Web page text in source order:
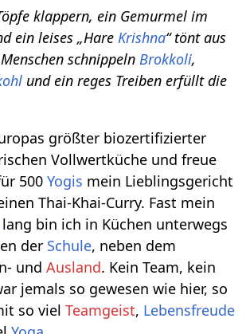
klappern, ein Gemurmel im
ein leises „HareKrishna“ tönt aus
schnippelnBrokkoli,
und ein reges Treiben erfüllt die
größter biozertifizierter
Vollwertküche und freue
500Yogis mein Lieblingsgericht
Thai-Khai-Curry. Fast mein
lang bin ich in Küchen unterwegs
der Schule, neben dem
undAusland. Kein Team, kein
jemals so gewesen wie hier, so
so vielTeamgeist, Lebensfreude